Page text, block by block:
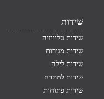
שידות
שידות טלוויזיה
שידות מגירות
שידות לילה
שידות למטבח
שידות פתוחות